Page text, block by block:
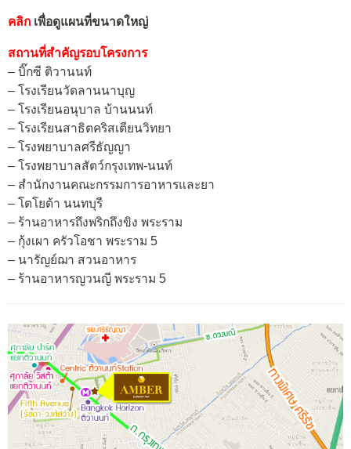
คลิก เพื่อดูแผนที่ขนาดใหญ่
สถานที่สำคัญรอบโครงการ
– บิ๊กซี ติวานนท์
– โรงเรียนวัดลานนาบุญ
– โรงเรียนอนุบาล บ้านนนท์
– โรงเรียนสาธิตคริสเตียนวิทยา
– โรงพยาบาลศรีธัญญา
– โรงพยาบาลสัตว์กรุงเทพ-นนท์
– สำนักงานคณะกรรมการอาหารและยา
– โตโยต้า นนทบุรี
– ร้านอาหารถึงพริกถึงขิง พระราม
– กุ้งเผา ครัวโอชา พระราม 5
– นารัญย์ฌา สวนอาหาร
– ร้านอาหารญวนญี พระราม 5